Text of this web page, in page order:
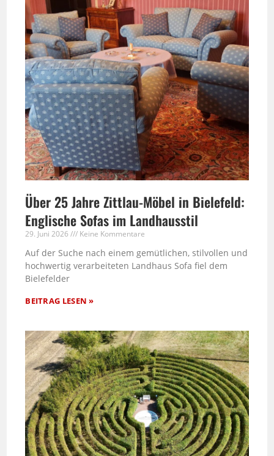
Über 25 Jahre Zittlau-Möbel in Bielefeld:
Englische Sofas im Landhausstil
29. Juni 2026 Keine Kommentare
Auf der Suche nach einem gemütlichen, stilvollen und
hochwertig verarbeiteten Landhaus Sofa fiel dem
Bielefelder
BEITRAG LESEN »